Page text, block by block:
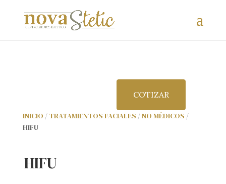
COTIZAR
INICIO / TRATAMIENTOS FACIALES /NO MÉDICOS /
HIFU
HIFU